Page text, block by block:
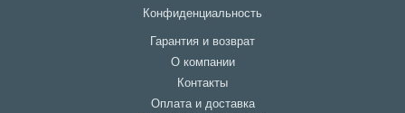
Конфиденциальность
Гарантия и возврат
О компании
Контакты
Оплата и доставка